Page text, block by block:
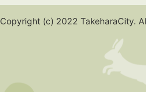
Copyright (c) 2022 TakeharaCity.